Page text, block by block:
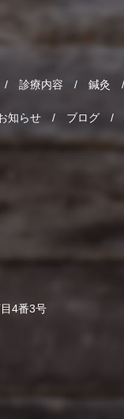
診療内容 鍼灸
知らせ ブログ
4番3号